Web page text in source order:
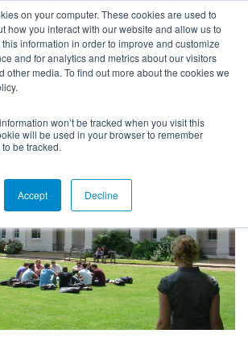
on your computer. These cookies are used to
how you interact with our website and allow us to
information in order to improve and customize
and for analytics and metrics about our visitors
other media. To find out more about the cookies we
won’t be tracked when you visit this
will be used in your browser to remember
be tracked.
Accept Decline